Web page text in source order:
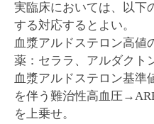
実臨床においては、以下
する対応するとよい。
血漿アルドステロン高
薬：セララ、アルダクト
血漿アルドステロン基準
を伴う難治性高血圧
を上乗せ。